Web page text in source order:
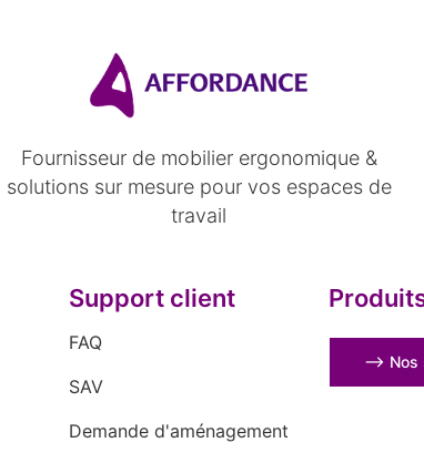
Fournisseur de mobilier ergonomique &
solutions sur mesure pour vos espaces de
travail
Support client
FAQ
SAV
Demande d'aménagement
⟶ Nos